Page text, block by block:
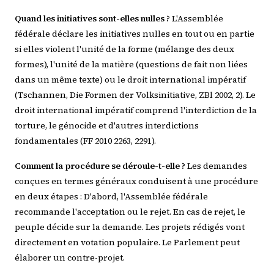
Quand les initiatives sont-elles nulles ? L'Assemblée
fédérale déclare les initiatives nulles en tout ou en partie
si elles violent l'unité de la forme (mélange des deux
formes), l'unité de la matière (questions de fait non liées
dans un même texte) ou le droit international impératif
(Tschannen, Die Formen der Volksinitiative, ZBl 2002, 2). Le
droit international impératif comprend l'interdiction de la
torture, le génocide et d'autres interdictions
fondamentales (FF 2010 2263, 2291).
Comment la procédure se déroule-t-elle ? Les demandes
conçues en termes généraux conduisent à une procédure
en deux étapes : D'abord, l'Assemblée fédérale
recommande l'acceptation ou le rejet. En cas de rejet, le
peuple décide sur la demande. Les projets rédigés vont
directement en votation populaire. Le Parlement peut
élaborer un contre-projet.